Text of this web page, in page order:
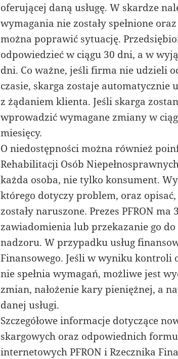
oferującej daną usługę. W skardze
wymagania nie zostały spełnione
można poprawić sytuację.
odpowiedzieć w ciągu 30 dni, a w
dni. Co ważne, jeśli firma nie udzieli
czasie, skarga zostaje automatycznie
z żądaniem klienta. Jeśli skarga
wprowadzić wymagane zmiany w
miesięcy.
O niedostępności można również
Rehabilitacji Osób
każda osoba, nie tylko konsument.
którego dotyczy problem, oraz
zostały naruszone. Prezes PFRON
zawiadomienia lub przekazanie go
nadzoru. W przypadku usług
Finansowego. Jeśli w wyniku kontroli
nie spełnia wymagań, możliwe jest
zmian, nałożenie kary pieniężnej, a
danej usługi.
Szczegółowe informacje dotyczące
skargowych oraz odpowiednich
internetowych PFRON i Rzecznika